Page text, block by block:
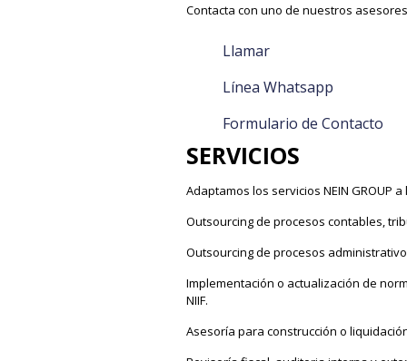
Contacta con uno de nuestros
Llamar
Línea Whatsapp
Formulario de Contacto
SERVICIOS
Adaptamos los servicios NEIN GROUP
Outsourcing de procesos contables,
Outsourcing de procesos
Implementación o actualización de
NIIF.
Asesoría para construcción o